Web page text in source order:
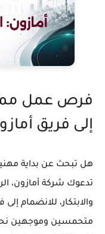
فرص عمل
إلى فريق
هل تبحث عن بداية
تدعوك شركة أمازون،
والابتكار، للانضمام
متحمسين وموجهين نحو